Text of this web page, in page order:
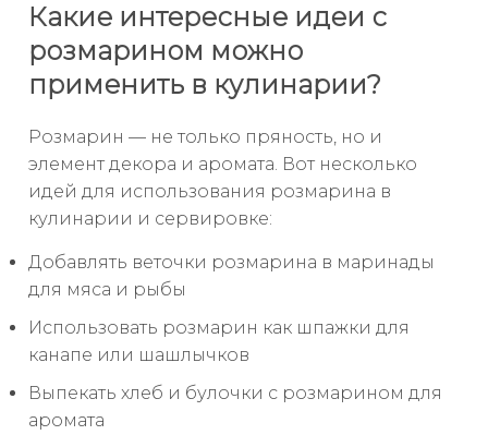
Какие интересные идеи с
розмарином можно
применить в кулинарии?
Розмарин — не только пряность, но и
элемент декора и аромата. Вот несколько
идей для использования розмарина в
кулинарии и сервировке:
Добавлять веточки розмарина в маринады
для мяса и рыбы
Использовать розмарин как шпажки для
канапе или шашлычков
Выпекать хлеб и булочки с розмарином для
аромата